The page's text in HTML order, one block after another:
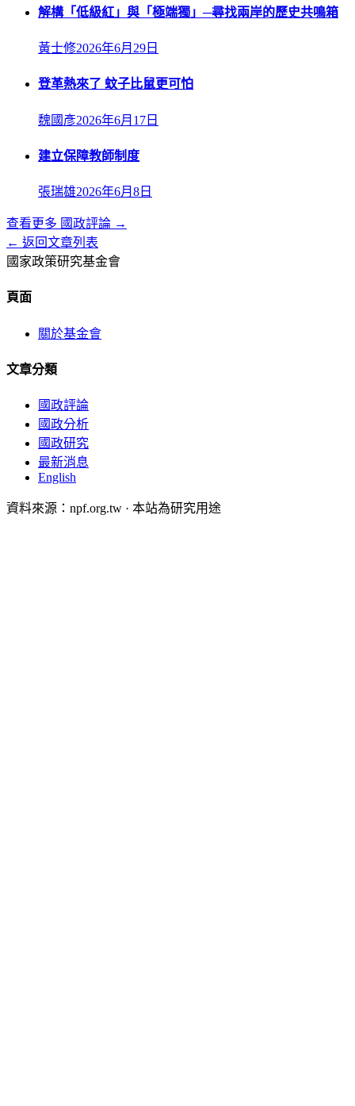
解構「低級紅」與「極端獨」─尋找兩岸的歷史共鳴箱
黃士修2026年6月29日
登革熱來了 蚊子比鼠更可怕
魏國彥2026年6月17日
建立保障教師制度
張瑞雄2026年6月8日
查看更多 國政評論 →
← 返回文章列表
國家政策研究基金會
頁面
關於基金會
文章分類
國政評論
國政分析
國政研究
最新消息
English
資料來源：npf.org.tw · 本站為研究用途